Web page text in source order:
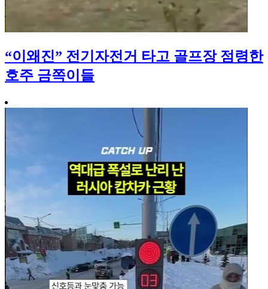
“이왜진” 전기자전거 타고 골프장 점령한
호주 금쪽이들